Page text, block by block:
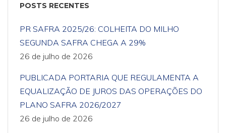
POSTS RECENTES
PR SAFRA 2025/26: COLHEITA DO MILHO
SEGUNDA SAFRA CHEGA A 29%
26 de julho de 2026
PUBLICADA PORTARIA QUE REGULAMENTA A
EQUALIZAÇÃO DE JUROS DAS OPERAÇÕES DO
PLANO SAFRA 2026/2027
26 de julho de 2026